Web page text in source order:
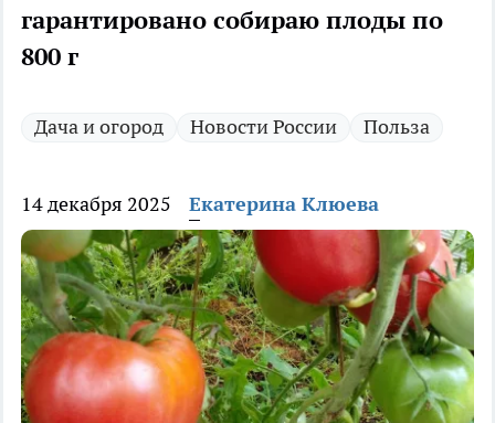
гарантировано собираю плоды по
800 г
Дача и огород Новости России Польза
14 декабря 2025 Екатерина Клюева